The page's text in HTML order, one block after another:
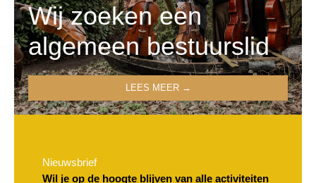
Wij zoeken een
algemeen bestuurslid
LEES MEER →
Nieuwsbrief
Wil je op de hoogte blijven van alle activiteiten